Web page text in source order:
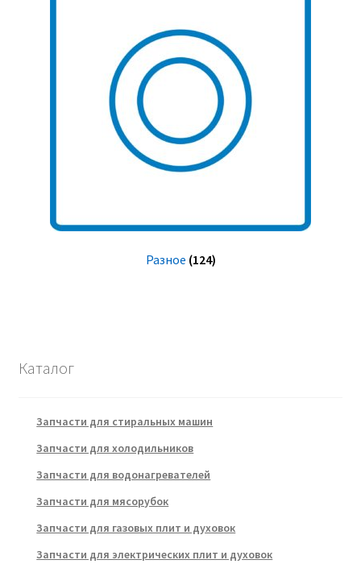
Разное (124)
Каталог
Запчасти для стиральных машин
Запчасти для холодильников
Запчасти для водонагревателей
Запчасти для мясорубок
Запчасти для газовых плит и духовок
Запчасти для электрических плит и духовок